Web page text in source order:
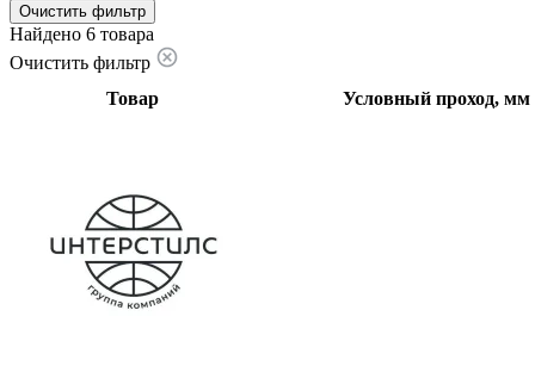
Очистить фильтр
Найдено 6 товара
Очистить фильтр
Товар
Условный проход, мм